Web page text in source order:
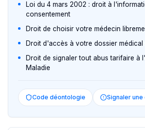
Loi du 4 mars 2002 : droit à
consentement
Droit de choisir votre médecin
Droit d'accès à votre dossier
Droit de signaler tout abus tarifaire à
Maladie
Code déontologie Signaler